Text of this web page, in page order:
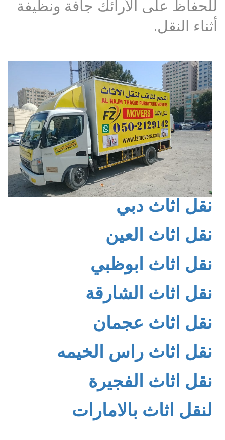
للحفاظ على الأرائك جافة ونظيفة
أثناء النقل.
نقل اثاث دبي
نقل اثاث العين
نقل اثاث ابوظبي
نقل اثاث الشارقة
نقل اثاث عجمان
نقل اثاث راس الخيمه
نقل اثاث الفجيرة
لنقل اثاث بالامارات